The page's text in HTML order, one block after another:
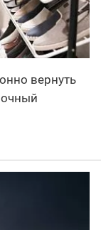
вернуть